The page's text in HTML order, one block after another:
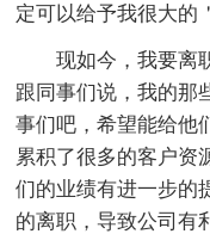
定可以给予我很大的
现如今，我要离
跟同事们说，我的那
事们吧，希望能给他
累积了很多的客户资
们的业绩有进一步的
的离职，导致公司有